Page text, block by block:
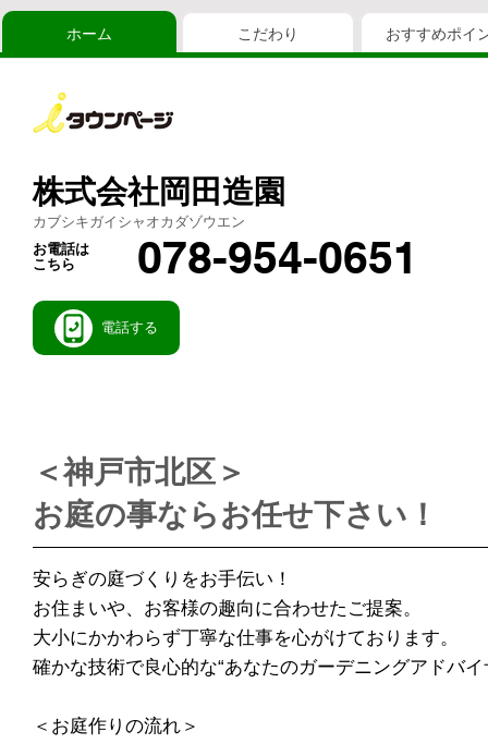
ホーム こだわり おすすめポイ
株式会社岡田造園
カブシキガイシャオカダゾウエン
お電話は
こちら
078-954-0651
電話する
＜神戸市北区＞
お庭の事ならお任せ下さい！
安らぎの庭づくりをお手伝い！
お住まいや、お客様の趣向に合わせたご提案。
大小にかかわらず丁寧な仕事を心がけております。
確かな技術で良心的な“あなたのガーデニングアドバイ
＜お庭作りの流れ＞